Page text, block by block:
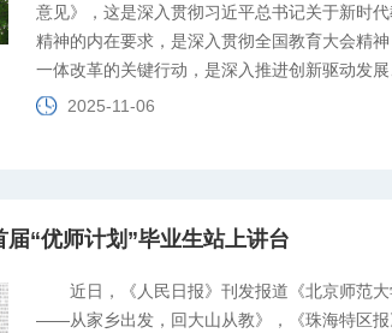
意见》，这是深入贯彻习近平总书记关于新时
精神的内在要求，是深入贯彻全国教育大会精
一体改革的关键行动，是深入推进创新驱动发
2025-11-06
届“优师计划”毕业生站上讲台
近日，《人民日报》刊发报道《北京师范
——从家乡出发，回大山从教》，《珠海特区报